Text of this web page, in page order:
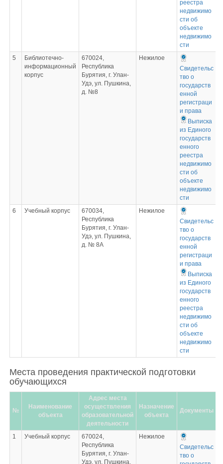
реестра
недвижимо
сти об
объекте
недвижимо
сти
5
Библиотечно-
информационный
корпус
670024,
Республика
Бурятия, г. Улан-
Удэ, ул. Пушкина,
д. №8
Нежилое
Свидетельс
тво о
государств
енной
регистраци
и права
Выписка
из Единого
государств
енного
реестра
недвижимо
сти об
объекте
недвижимо
сти
6
Учебный корпус
670034,
Республика
Бурятия, г. Улан-
Удэ, ул. Пушкина,
д. № 8А
Нежилое
Свидетельс
тво о
государств
енной
регистраци
и права
Выписка
из Единого
государств
енного
реестра
недвижимо
сти об
объекте
недвижимо
сти
Места проведения практической подготовки
обучающихся
№
Наименование
объекта
Адрес места
осуществления
образовательной
деятельности
Назначение
объекта
Документы
1 Учебный корпус
670024,
Республика
Бурятия, г. Улан-
Удэ, ул. Пушкина,
Нежилое
Свидетельс
тво о